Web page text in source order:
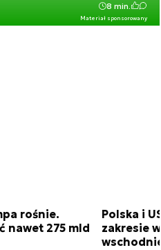
Materiał sponsorowany
8 min.
rośnie.
nawet 275 mld
Polska i
zakresie